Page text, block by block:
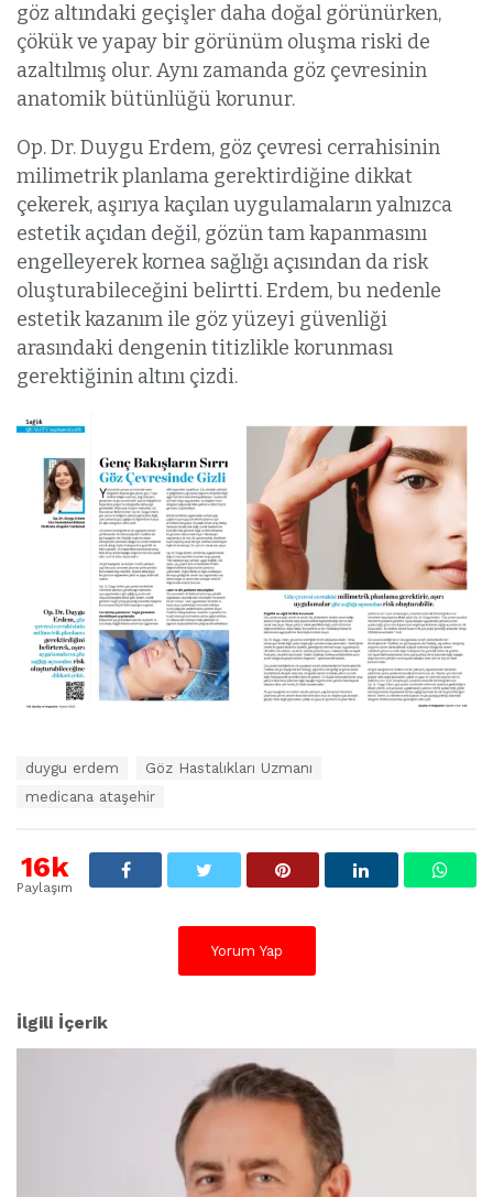
göz altındaki geçişler daha doğal görünürken,
çökük ve yapay bir görünüm oluşma riski de
azaltılmış olur. Aynı zamanda göz çevresinin
anatomik bütünlüğü korunur.
Op. Dr. Duygu Erdem, göz çevresi cerrahisinin
milimetrik planlama gerektirdiğine dikkat
çekerek, aşırıya kaçılan uygulamaların yalnızca
estetik açıdan değil, gözün tam kapanmasını
engelleyerek kornea sağlığı açısından da risk
oluşturabileceğini belirtti. Erdem, bu nedenle
estetik kazanım ile göz yüzeyi güvenliği
arasındaki dengenin titizlikle korunması
gerektiğinin altını çizdi.
t
l
duygu erdem
Göz Hastalıkları Uzmanı
medicana ataşehir
16k
Paylaşım
Yorum Yap
İlgili İçerik